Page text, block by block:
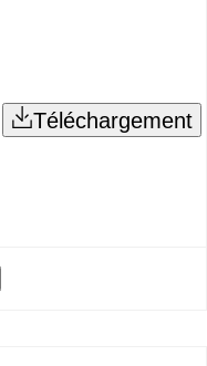
Téléchargement